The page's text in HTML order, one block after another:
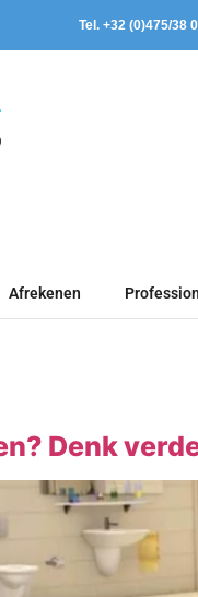
Tel. +32 (0)475/38
Afrekenen
Denk